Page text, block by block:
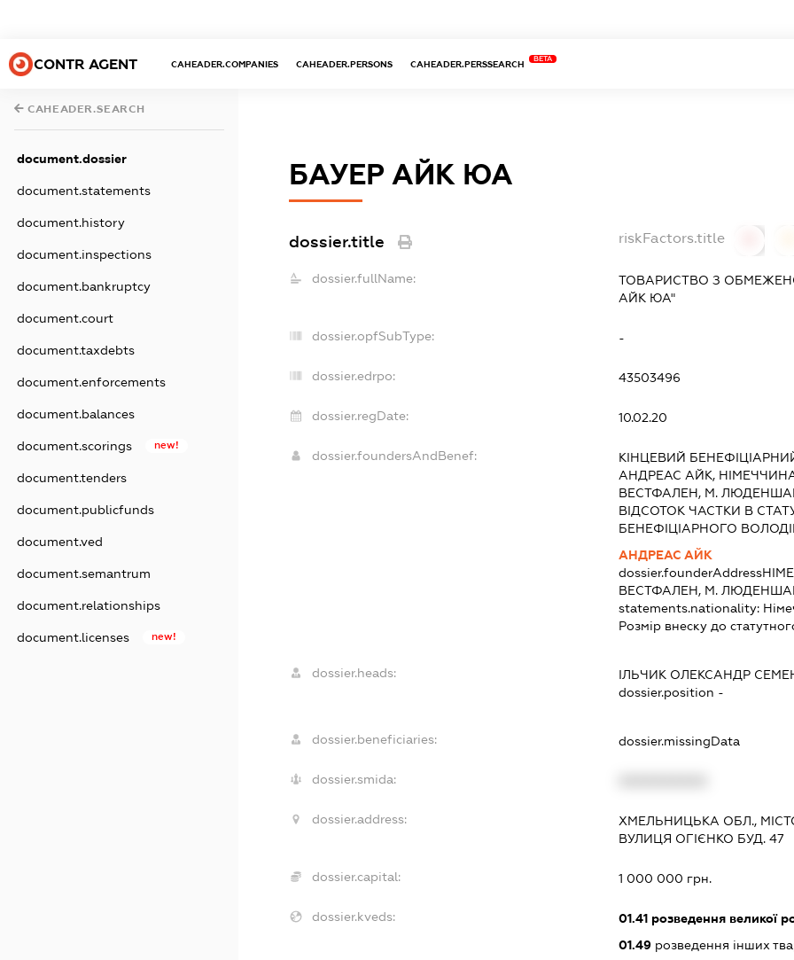
CONTR AGENT CAHEADER.COMPANIES CAHEADER.PERSONS CAHEADER.PERSSEARCH
BETA
CAHEADER.SEARCH
document.dossier
document.statements
document.history
document.inspections
document.bankruptcy
document.court
document.taxdebts
document.enforcements
document.balances
document.scorings new!
document.tenders
document.publicfunds
document.ved
document.semantrum
document.relationships
document.licenses new!
БАУЕР АЙК ЮА
dossier.title riskFactors.title
dossier.fullName:
ТОВАРИСТВО З
АЙК ЮА"
dossier.opfSubType: -
dossier.edrpo: 43503496
dossier.regDate: 10.02.20
dossier.foundersAndBenef:
КІНЦЕВИЙ
АНДРЕАС АЙК,
ВЕСТФАЛЕН, М.
ВІДСОТОК ЧАСТКИ В
БЕНЕФІЦІАРНОГО
АНДРЕАС АЙК
dossier.founderAddress
ВЕСТФАЛЕН, М.
statements.nationality:
Розмір внеску до
dossier.heads: ІЛЬЧИК ОЛЕКСАНДР
dossier.position -
dossier.beneficiaries: dossier.missingData
dossier.smida:
dossier.address:
ХМЕЛЬНИЦЬКА ОБЛ.,
ВУЛИЦЯ ОГІЄНКО БУД. 47
dossier.capital: 1 000 000 грн.
dossier.kveds: 01.41розведення великої
01.49розведення інших